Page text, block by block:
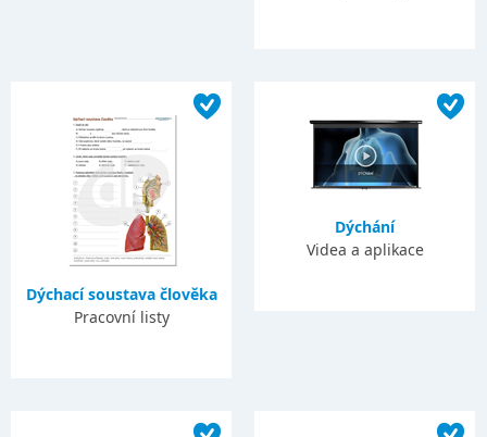
Dýchací soustava člověka
Pracovní listy
Dýchání
Videa a aplikace